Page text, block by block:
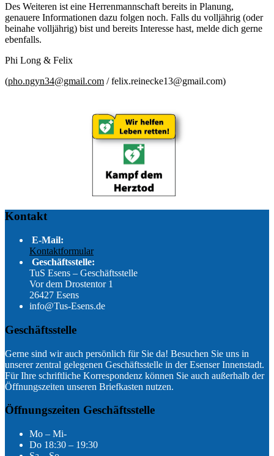
Des Weiteren ist eine Herrenmannschaft bereits in Planung,
genauere Informationen dazu folgen noch. Falls du volljährig (oder
beinahe volljährig) bist und bereits Interesse hast, melde dich gerne
ebenfalls.
Phi Long & Felix
(pho.ngyn34@gmail.com / felix.reinecke13@gmail.com)
Kontakt
E-Mail:
Kontaktformular
Geschäftsstelle:
TuS Esens – Geschäftsstelle
Vor dem Drostentor 1
26427 Esens
info@Tus-Esens.de
Geschäftsstelle
Gerne sind wir auch persönlich für Sie da! Besuchen Sie uns in
unserer zentral gelegenen Geschäftsstelle in der Esenser Innenstadt.
Für Ihre schriftliche Korrespondenz können Sie auch außerhalb der
Öffnungszeiten unseren Briefkasten nutzen.
Öffnungszeiten Geschäftsstelle
Mo – Mi-
Do 18:30 – 19:30